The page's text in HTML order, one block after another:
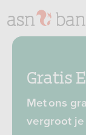
Gratis
Met ons
vergroot je